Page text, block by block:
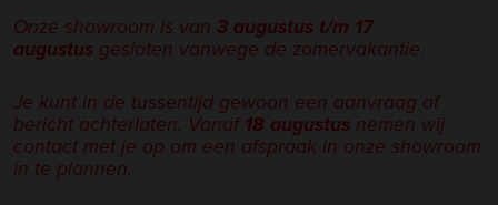
Onze showroom is van 3 augustus t/m 17
augustus gesloten vanwege de zomervakantie.
Je kunt in de tussentijd gewoon een aanvraag of
bericht achterlaten. Vanaf 18 augustus nemen wij
contact met je op om een afspraak in onze showroom
in te plannen.